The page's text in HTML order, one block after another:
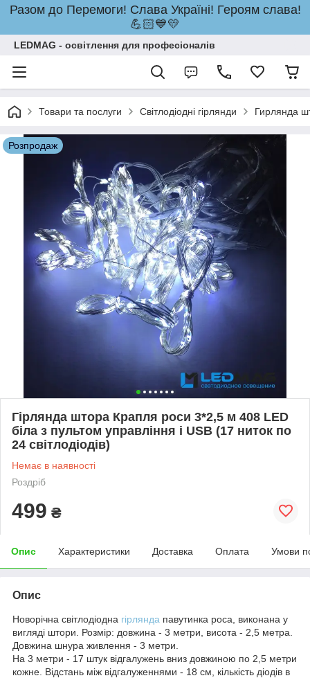
Разом до Перемоги! Слава Україні! Героям слава!
💪🏻💙💛
LEDMAG - освітлення для професіоналів
Товари та послуги Світлодіодні гірлянди Гирлянда
Розпродаж
Гірлянда штора Крапля роси 3*2,5 м 408 LED
біла з пультом управління і USB (17 ниток по
24 світлодіодів)
Немає в наявності
Роздріб
499 ₴
Опис Характеристики Доставка Оплата Умови
Опис
Новорічна світлодіодна гірлянда павутинка роса, виконана у
вигляді штори. Розмір: довжина - 3 метри, висота - 2,5 метра.
Довжина шнура живлення - 3 метри.
На 3 метри - 17 штук відгалужень вниз довжиною по 2,5 метри
кожне. Відстань між відгалуженнями - 18 см, кількість діодів в